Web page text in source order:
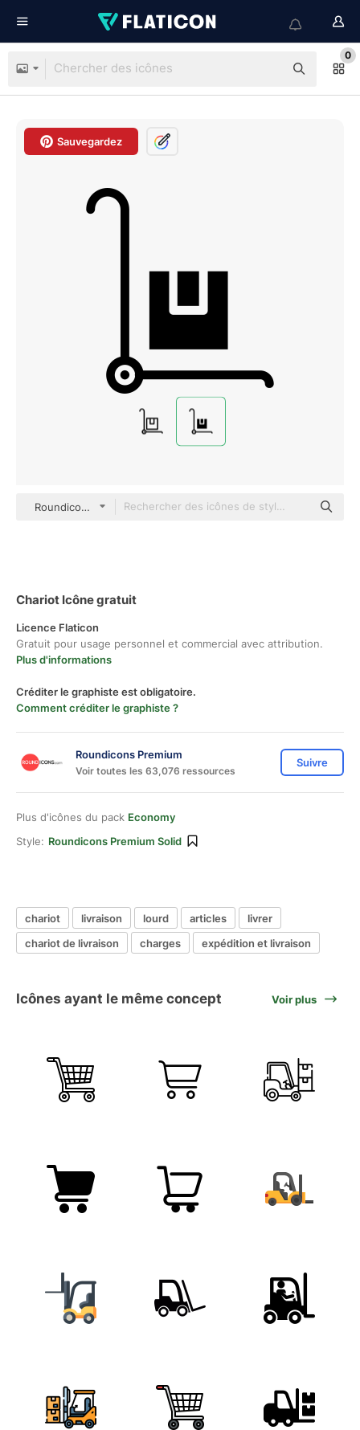
0
Sauvegardez
Roundicons Premium Solid
Chariot Icône gratuit
Licence Flaticon
Gratuit pour usage personnel et commercial avec attribution.
Plus d'informations
Créditer le graphiste est obligatoire.
Comment créditer le graphiste ?
Roundicons Premium
Voir toutes les 63,076 ressources
Suivre
Plus d'icônes du pack Economy
Style: Roundicons Premium Solid
chariot livraison lourd articles
livrer
chariot de livraison
charges expédition et livraison
Icônes ayant le même concept Voir plus